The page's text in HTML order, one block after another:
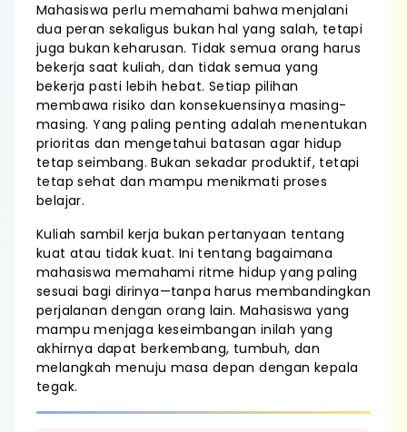
Mahasiswa perlu memahami bahwa menjalani
dua peran sekaligus bukan hal yang salah, tetapi
juga bukan keharusan. Tidak semua orang harus
bekerja saat kuliah, dan tidak semua yang
bekerja pasti lebih hebat. Setiap pilihan
membawa risiko dan konsekuensinya masing-
masing. Yang paling penting adalah menentukan
prioritas dan mengetahui batasan agar hidup
tetap seimbang. Bukan sekadar produktif, tetapi
tetap sehat dan mampu menikmati proses
belajar.
Kuliah sambil kerja bukan pertanyaan tentang
kuat atau tidak kuat. Ini tentang bagaimana
mahasiswa memahami ritme hidup yang paling
sesuai bagi dirinya—tanpa harus membandingkan
perjalanan dengan orang lain. Mahasiswa yang
mampu menjaga keseimbangan inilah yang
akhirnya dapat berkembang, tumbuh, dan
melangkah menuju masa depan dengan kepala
tegak.